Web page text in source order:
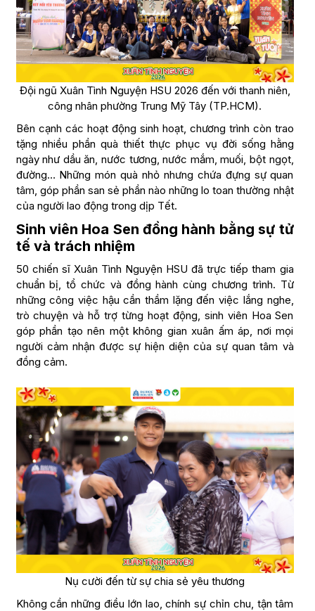
Đội ngũ Xuân Tình Nguyện HSU 2026 đến với thanh niên,
công nhân phường Trung Mỹ Tây (TP.HCM).
Bên cạnh các hoạt động sinh hoạt, chương trình còn trao
tặng nhiều phần quà thiết thực phục vụ đời sống hằng
ngày như dầu ăn, nước tương, nước mắm, muối, bột ngọt,
đường… Những món quà nhỏ nhưng chứa đựng sự quan
tâm, góp phần san sẻ phần nào những lo toan thường nhật
của người lao động trong dịp Tết.
Sinh viên Hoa Sen đồng hành bằng sự tử
tế và trách nhiệm
50 chiến sĩ Xuân Tình Nguyện HSU đã trực tiếp tham gia
chuẩn bị, tổ chức và đồng hành cùng chương trình. Từ
những công việc hậu cần thầm lặng đến việc lắng nghe,
trò chuyện và hỗ trợ từng hoạt động, sinh viên Hoa Sen
góp phần tạo nên một không gian xuân ấm áp, nơi mọi
người cảm nhận được sự hiện diện của sự quan tâm và
đồng cảm.
Nụ cười đến từ sự chia sẻ yêu thương
Không cần những điều lớn lao, chính sự chỉn chu, tận tâm